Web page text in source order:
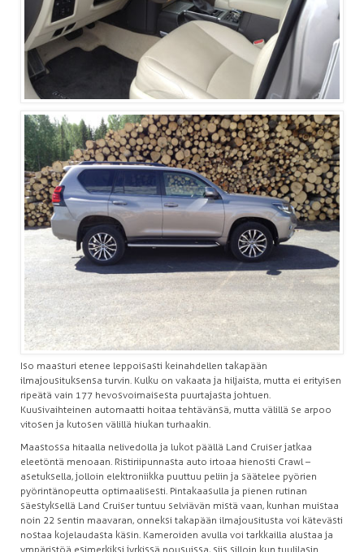
Iso maasturi etenee leppoisasti keinahdellen takapään
ilmajousituksensa turvin. Kulku on vakaata ja hiljaista, mutta ei erityisen
ripeätä vain 177 hevosvoimaisesta puurtajasta johtuen.
Kuusivaihteinen automaatti hoitaa tehtävänsä, mutta välillä se arpoo
vitosen ja kutosen välillä hiukan turhaakin.
Maastossa hitaalla nelivedolla ja lukot päällä Land Cruiser jatkaa
eleetöntä menoaan. Ristiriipunnasta auto irtoaa hienosti Crawl –
asetuksella, jolloin elektroniikka puuttuu peliin ja säätelee pyörien
pyörintänopeutta optimaalisesti. Pintakaasulla ja pienen rutinan
säestyksellä Land Cruiser tuntuu selviävän mistä vaan, kunhan muistaa
noin 22 sentin maavaran, onneksi takapään ilmajousitusta voi kätevästi
nostaa kojelaudasta käsin. Kameroiden avulla voi tarkkailla alustaa ja
ympäristöä esimerkiksi jyrkissä nousuissa, siis silloin kun tuulilasin